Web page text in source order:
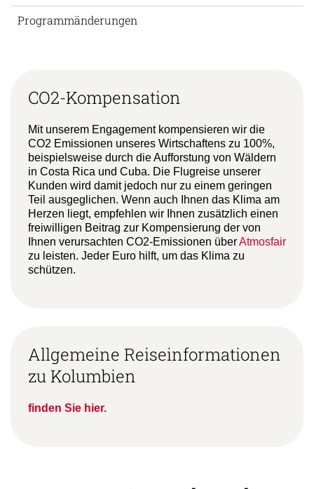
Programmänderungen
CO2-Kompensation
Mit unserem Engagement kompensieren wir die
CO2 Emissionen unseres Wirtschaftens zu 100%,
beispielsweise durch die Aufforstung von Wäldern
in Costa Rica und Cuba. Die Flugreise unserer
Kunden wird damit jedoch nur zu einem geringen
Teil ausgeglichen. Wenn auch Ihnen das Klima am
Herzen liegt, empfehlen wir Ihnen zusätzlich einen
freiwilligen Beitrag zur Kompensierung der von
Ihnen verursachten CO2-Emissionen überAtmosfair
zu leisten. Jeder Euro hilft, um das Klima zu
schützen.
Allgemeine Reiseinformationen
zu Kolumbien
finden Sie hier.